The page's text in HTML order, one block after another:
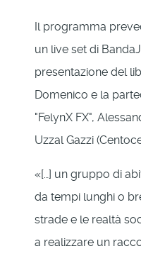
Il programma
un live set di
presentazione del
Domenico e la
"FelynX FX",
Uzzal Gazzi
«[…] un gruppo di
da tempi lunghi o
strade e le realtà
a realizzare un